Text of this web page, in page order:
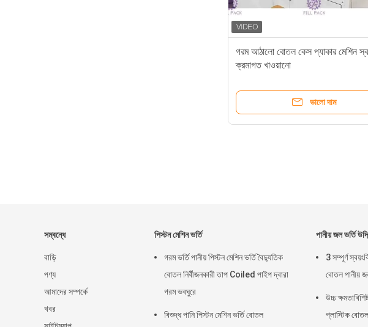
গরম আঠালো বোতল কেস প্যাকার মেশিন
ক্রমাগত খাওয়ানো
ভালো দাম
সম্বন্ধে
বাড়ি
পণ্য
আমাদের সম্পর্কে
খবর
পিস্টন মেশিন ভর্তি
গরম ভর্তি পানীয় পিস্টন মেশিন ভর্তি বৈদ্যুতিক
বোতল নির্বীজনকারী তাপ Coiled পাইপ দ্বারা
গরম ভবঘুরে
বিশুদ্ধ পানি পিস্টন মেশিন ভর্তি বোতল
পানীয় জল ভর্তি
3 সম্পূর্ণ
বোতল পানীয় জল
উচ্চ
প্লাস্টিক